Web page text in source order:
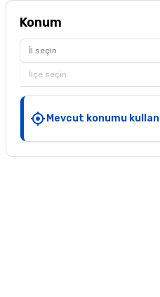
Konum
İl seçin
İlçe seçin
Mevcut konumu kullan